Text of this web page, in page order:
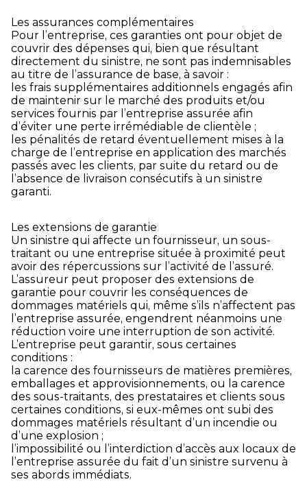
Les assurances complémentaires
Pour l’entreprise, ces garanties ont pour objet de
couvrir des dépenses qui, bien que résultant
directement du sinistre, ne sont pas indemnisables
au titre de l’assurance de base, à savoir :
les frais supplémentaires additionnels engagés afin
de maintenir sur le marché des produits et/ou
services fournis par l’entreprise assurée afin
d’éviter une perte irrémédiable de clientèle ;
les pénalités de retard éventuellement mises à la
charge de l’entreprise en application des marchés
passés avec les clients, par suite du retard ou de
l’absence de livraison consécutifs à un sinistre
garanti.
Les extensions de garantie
Un sinistre qui affecte un fournisseur, un sous-
traitant ou une entreprise située à proximité peut
avoir des répercussions sur l’activité de l’assuré.
L’assureur peut proposer des extensions de
garantie pour couvrir les conséquences de
dommages matériels qui, même s’ils n’affectent pas
l’entreprise assurée, engendrent néanmoins une
réduction voire une interruption de son activité.
L’entreprise peut garantir, sous certaines
conditions :
la carence des fournisseurs de matières premières,
emballages et approvisionnements, ou la carence
des sous-traitants, des prestataires et clients sous
certaines conditions, si eux-mêmes ont subi des
dommages matériels résultant d’un incendie ou
d’une explosion ;
l’impossibilité ou l’interdiction d’accès aux locaux de
l’entreprise assurée du fait d’un sinistre survenu à
ses abords immédiats.